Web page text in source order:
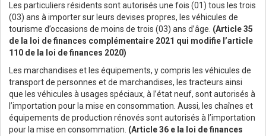
Les particuliers résidents sont autorisés une fois (01) tous les trois
(03) ans à importer sur leurs devises propres, les véhicules de
tourisme d’occasions de moins de trois (03) ans d’âge. (Article 35
de la loi de finances complémentaire 2021 qui modifie l’article
110 de la loi de finances 2020)
Les marchandises et les équipements, y compris les véhicules de
transport de personnes et de marchandises, les tracteurs ainsi
que les véhicules à usages spéciaux, à l’état neuf, sont autorisés à
l’importation pour la mise en consommation. Aussi, les chaînes et
équipements de production rénovés sont autorisés à l’importation
pour la mise en consommation. (Article 36 e la loi de finances